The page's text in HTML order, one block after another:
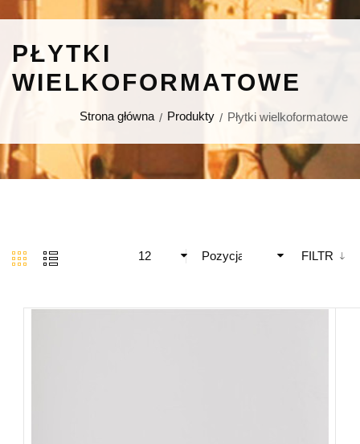
PŁYTKI
WIELKOFORMATOWE
Strona główna Produkty Płytki wielkoformatowe
Pozycja FILTR
12